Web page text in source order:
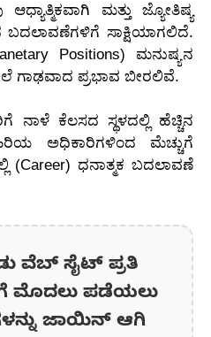
ಮತ್ತು ಜ್ಯೋತಿಷ್ಯ
ಬದಲಾವಣೆಗಳಿಗೆ ಸಾಕ್ಷಿಯಾಗಲಿದೆ.
Positions) ಮನುಷ್ಯನ
ಗಾಢವಾದ ಪ್ರಭಾವ ಬೀರಲಿವೆ.
ನಾಳೆ ಕೆಲಸದ ಸ್ಥಳದಲ್ಲಿ ಹೆಚ್ಚಿನ
ಅಧಿಕಾರಿಗಳಿಂದ ಮೆಚ್ಚುಗೆ
(Career) ಧನಾತ್ಮಕ ಬದಲಾವಣೆ
ವೆಬ್ ಸೈಟ್ ಪ್ರತಿ
ಪಡೆಯಲು
ಜಾಯಿನ್ ಆಗಿ